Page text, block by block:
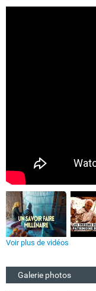
Voir plus de vidéos
Galerie photos